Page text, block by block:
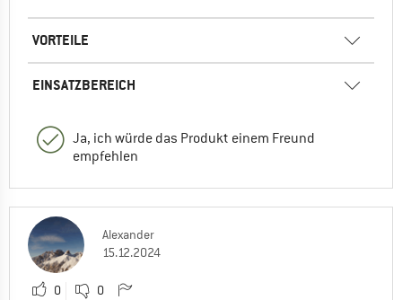
VORTEILE
EINSATZBEREICH
Ja, ich würde das Produkt einem Freund
empfehlen
Alexander
15.12.2024
0 0